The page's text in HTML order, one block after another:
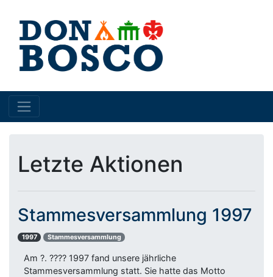
Letzte Aktionen
Stammesversammlung 1997
1997 Stammesversammlung
Am ?. ???? 1997 fand unsere jährliche
Stammesversammlung statt. Sie hatte das Motto